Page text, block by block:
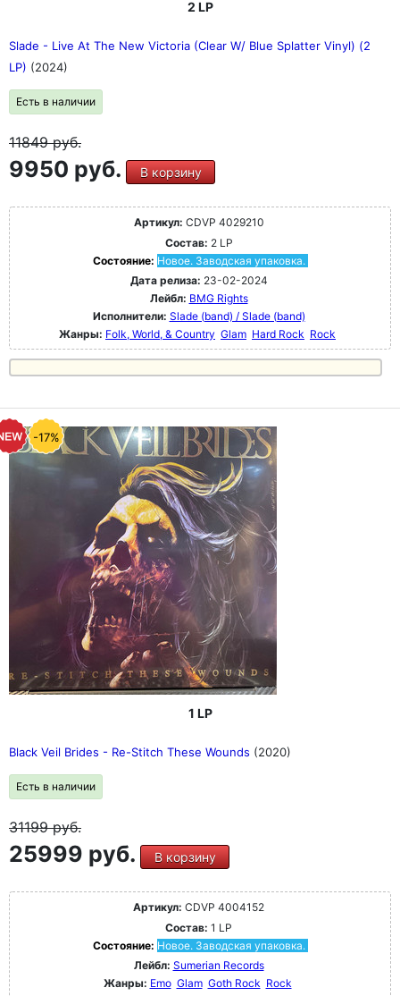
2 LP
Slade - Live At The New Victoria (Clear W/ Blue Splatter Vinyl) (2
LP) (2024)
Есть в наличии
11849руб.
9950 руб. В корзину
Артикул: CDVP 4029210
Состав: 2 LP
Состояние: Новое. Заводская упаковка.
Дата релиза: 23-02-2024
Лейбл: BMG Rights
Исполнители: Slade (band) / Slade (band)
Жанры: Folk, World, & Country Glam Hard Rock Rock
-17%
1 LP
Black Veil Brides - Re-Stitch These Wounds (2020)
Есть в наличии
31199руб.
25999 руб. В корзину
Артикул: CDVP 4004152
Состав: 1 LP
Состояние: Новое. Заводская упаковка.
Лейбл: Sumerian Records
Жанры: Emo Glam Goth Rock Rock